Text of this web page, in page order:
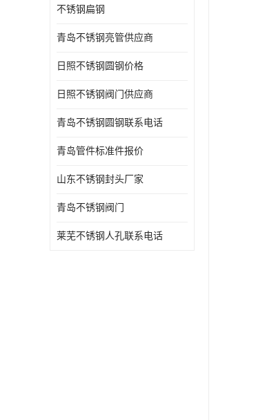
不锈钢扁钢
青岛不锈钢亮管供应商
日照不锈钢圆钢价格
日照不锈钢阀门供应商
青岛不锈钢圆钢联系电话
青岛管件标准件报价
山东不锈钢封头厂家
青岛不锈钢阀门
莱芜不锈钢人孔联系电话